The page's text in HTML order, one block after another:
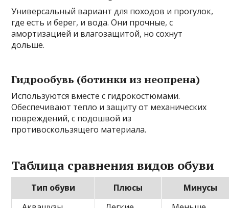
Универсальный вариант для походов и прогулок,
где есть и берег, и вода. Они прочные, с
амортизацией и влагозащитой, но сохнут
дольше.
Гидрообувь (ботинки из неопрена)
Используются вместе с гидрокостюмами.
Обеспечивают тепло и защиту от механических
повреждений, с подошвой из
противоскользящего материала.
Таблица сравнения видов обуви
Тип обуви Плюсы
Минусы